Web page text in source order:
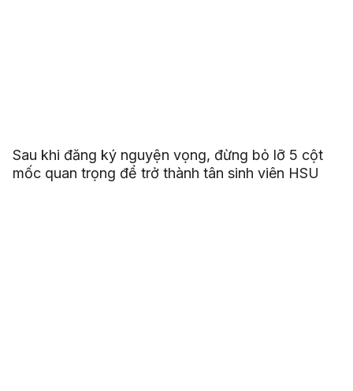
Sau khi đăng ký nguyện vọng, đừng bỏ lỡ 5 cột
mốc quan trọng để trở thành tân sinh viên HSU